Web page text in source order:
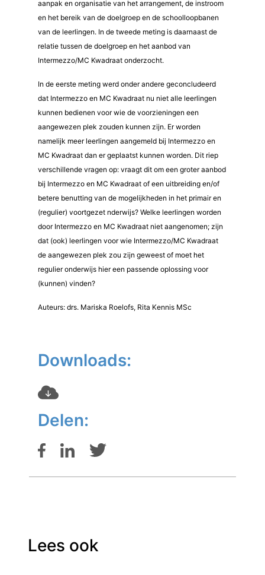
aanpak en organisatie van het arrangement, de instroom
en het bereik van de doelgroep en de schoolloopbanen
van de leerlingen. In de tweede meting is daarnaast de
relatie tussen de doelgroep en het aanbod van
Intermezzo/MC Kwadraat onderzocht.
In de eerste meting werd onder andere geconcludeerd
dat Intermezzo en MC Kwadraat nu niet alle leerlingen
kunnen bedienen voor wie de voorzieningen een
aangewezen plek zouden kunnen zijn. Er worden
namelijk meer leerlingen aangemeld bij Intermezzo en
MC Kwadraat dan er geplaatst kunnen worden. Dit riep
verschillende vragen op: vraagt dit om een groter aanbod
bij Intermezzo en MC Kwadraat of een uitbreiding en/of
betere benutting van de mogelijkheden in het primair en
(regulier) voortgezet nderwijs? Welke leerlingen worden
door Intermezzo en MC Kwadraat niet aangenomen; zijn
dat (ook) leerlingen voor wie Intermezzo/MC Kwadraat
de aangewezen plek zou zijn geweest of moet het
regulier onderwijs hier een passende oplossing voor
(kunnen) vinden?
Auteurs: drs. Mariska Roelofs, Rita Kennis MSc
Downloads:
Delen:
Lees ook